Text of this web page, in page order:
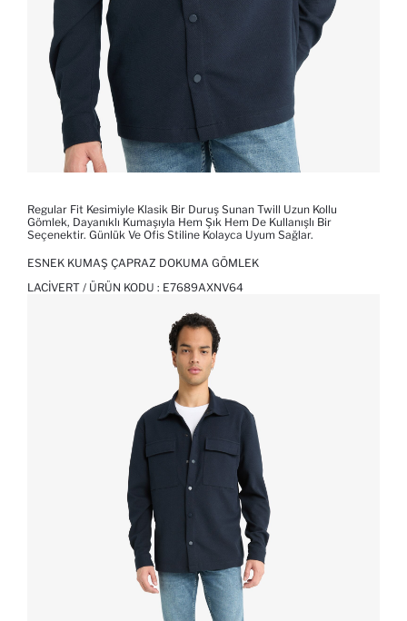
Regular Fit Kesimiyle Klasik Bir Duruş Sunan Twill Uzun Kollu
Gömlek, Dayanıklı Kumaşıyla Hem Şık Hem De Kullanışlı Bir
Seçenektir. Günlük Ve Ofis Stiline Kolayca Uyum Sağlar.
ESNEK KUMAŞ ÇAPRAZ DOKUMA GÖMLEK
LACIVERT / ÜRÜN KODU : E7689AXNV64